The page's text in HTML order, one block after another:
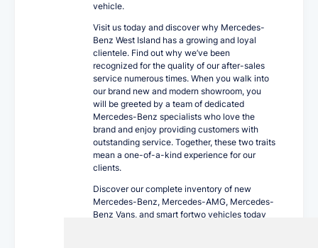
vehicle.
Visit us today and discover why Mercedes-
Benz West Island has a growing and loyal
clientele. Find out why we’ve been
recognized for the quality of our after-sales
service numerous times. When you walk into
our brand new and modern showroom, you
will be greeted by a team of dedicated
Mercedes-Benz specialists who love the
brand and enjoy providing customers with
outstanding service. Together, these two traits
mean a one-of-a-kind experience for our
clients.
Discover our complete inventory of new
Mercedes-Benz, Mercedes-AMG, Mercedes-
Benz Vans, and smart fortwo vehicles today